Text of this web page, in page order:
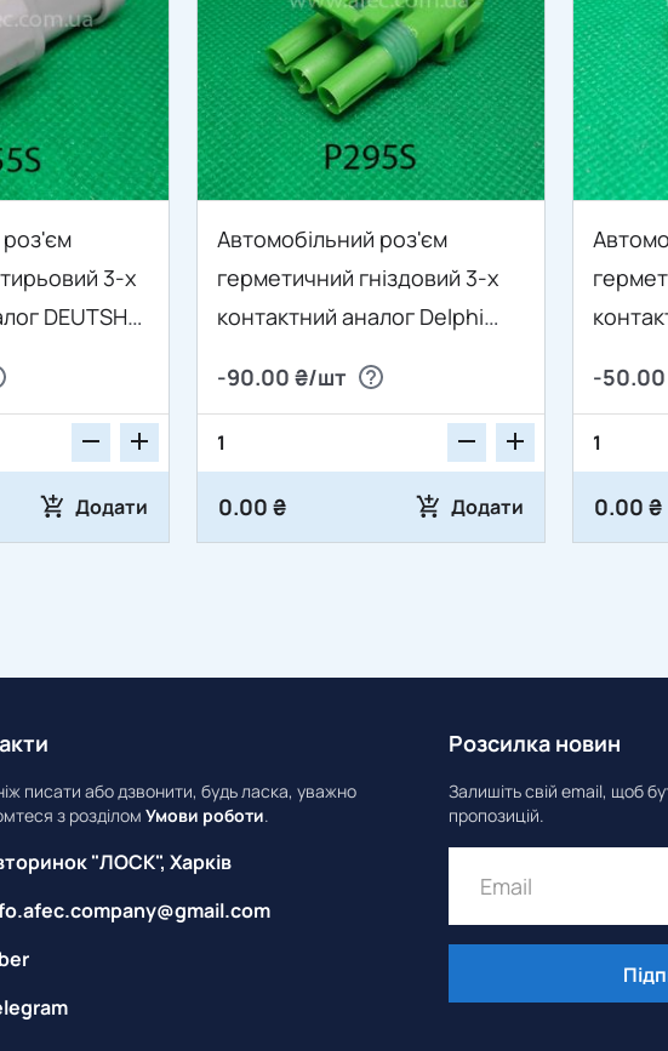
3-х
DEUTSH
Додати
Автомобільний роз'єм
герметичний гніздовий 3-х
контактний аналог Delphi
датчика абсолютного тиску
Ланос 1.5 з проводом
-90.00 ₴/шт
0.00 ₴ Додати
для
Калина
-
0.00 ₴
писати або дзвонити, будь ласка, уважно
з розділомУмови роботи.
"ЛОСК", Харків
Розсилка новин
Залишіть свій email, щоб
пропозицій.